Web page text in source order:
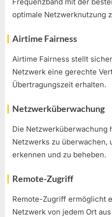
optimale Netzwerknutzung
Airtime Fairness
Airtime Fairness stellt
Netzwerk eine gerechte
Übertragungszeit erhalten.
Netzwerküberwachung
Die Netzwerküberwachung
Netzwerks zu überwachen,
erkennen und zu beheben.
Remote-Zugriff
Remote-Zugriff ermöglicht
Netzwerk von jedem Ort